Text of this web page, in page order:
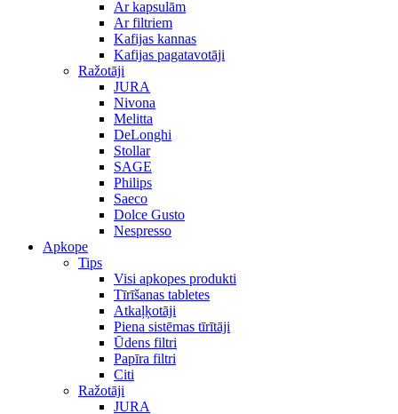
Ar kapsulām
Ar filtriem
Kafijas kannas
Kafijas pagatavotāji
Ražotāji
JURA
Nivona
Melitta
DeLonghi
Stollar
SAGE
Philips
Saeco
Dolce Gusto
Nespresso
Apkope
Tips
Visi apkopes produkti
Tīrīšanas tabletes
Atkaļķotāji
Piena sistēmas tīrītāji
Ūdens filtri
Papīra filtri
Citi
Ražotāji
JURA